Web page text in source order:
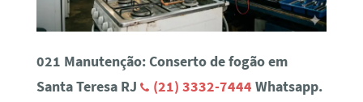
021 Manutenção: Conserto de fogão em
Santa Teresa RJ
(21) 3332-7444 Whatsapp.